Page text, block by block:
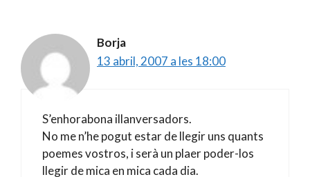
Borja
13 abril, 2007 a les 18:00
S’enhorabona illanversadors.
No me n’he pogut estar de llegir uns quants
poemes vostros, i serà un plaer poder-los
llegir de mica en mica cada dia.